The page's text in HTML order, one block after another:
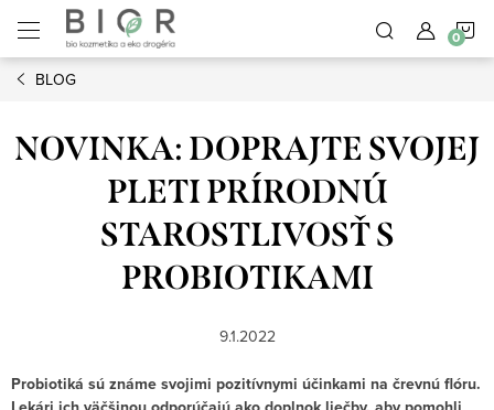
obsah
BLOG
NOVINKA: DOPRAJTE SVOJEJ
PLETI PRÍRODNÚ
STAROSTLIVOSŤ S
PROBIOTIKAMI
9.1.2022
Probiotiká sú známe svojimi pozitívnymi účinkami na črevnú flóru.